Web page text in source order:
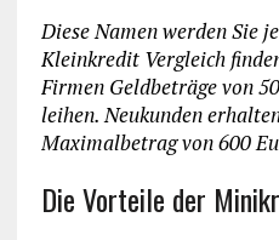
Diese Namen werden Sie
Kleinkredit Vergleich
Firmen Geldbeträge von
leihen. Neukunden
Maximalbetrag von 600
Die Vorteile der